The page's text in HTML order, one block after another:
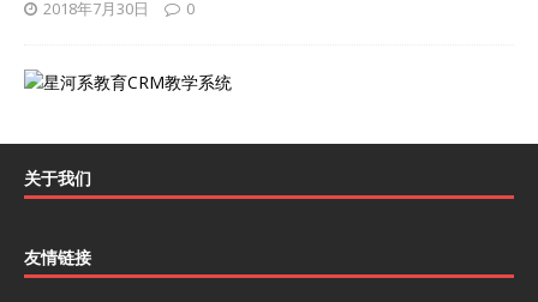
2018年7月30日 0
关于我们
友情链接